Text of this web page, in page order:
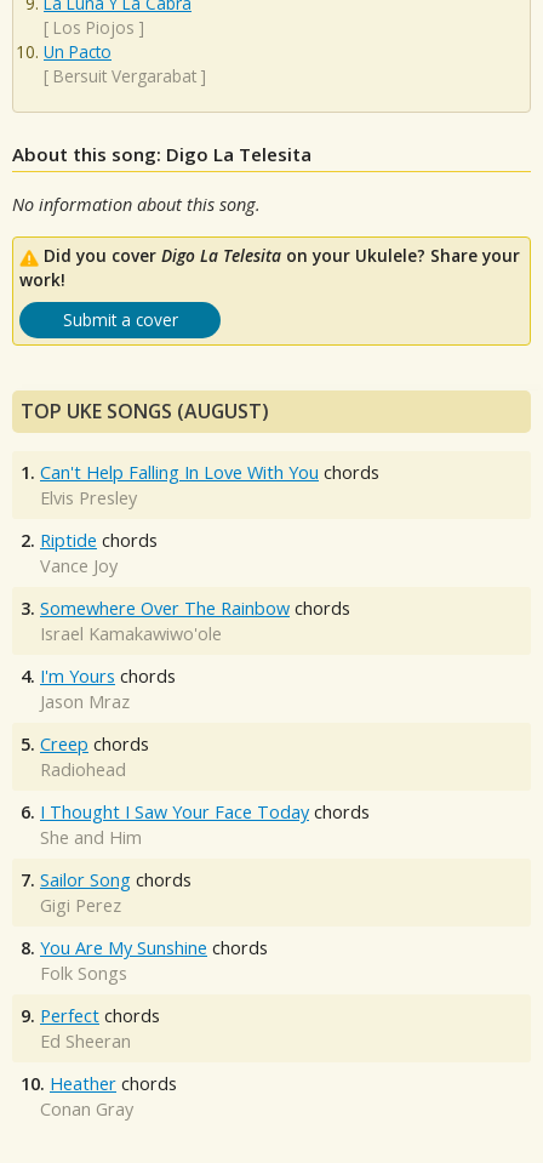
[ Los Piojos ]
Un Pacto
[ Bersuit Vergarabat ]
About this song: Digo La Telesita
No information about this song.
Did you cover Digo La Telesita on your Ukulele? Share your
work!
Submit a cover
TOP UKE SONGS (AUGUST)
1. Can't Help Falling In Love With You chords
Elvis Presley
2. Riptide chords
Vance Joy
3. Somewhere Over The Rainbow chords
Israel Kamakawiwo'ole
4. I'm Yours chords
Jason Mraz
5. Creep chords
Radiohead
6. I Thought I Saw Your Face Today chords
She and Him
7. Sailor Song chords
Gigi Perez
8. You Are My Sunshine chords
Folk Songs
9. Perfect chords
Ed Sheeran
10. Heather chords
Conan Gray